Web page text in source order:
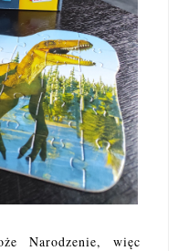
Narodzenie, więc